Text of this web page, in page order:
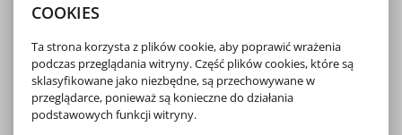
COOKIES
Ta strona korzysta z plików cookie, aby poprawić wrażenia
podczas przeglądania witryny. Część plików cookies, które są
sklasyfikowane jako niezbędne, są przechowywane w
przeglądarce, ponieważ są konieczne do działania
podstawowych funkcji witryny.